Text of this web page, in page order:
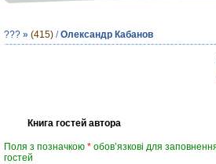
??? » (415) /Олександр Кабанов
Книга гостей автора
Поля з позначкою * обов’язкові для
гостей